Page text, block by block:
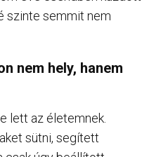
szinte semmit nem
nem hely, hanem
lett az életemnek.
sütni, segített